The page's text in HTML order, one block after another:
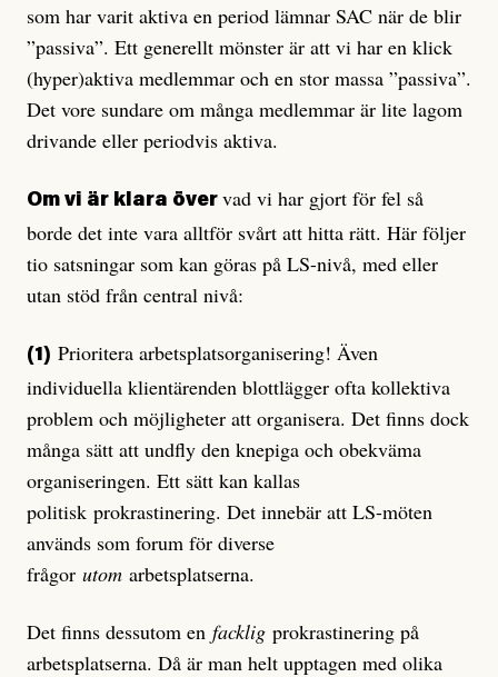
som har varit aktiva en period lämnar SAC när de blir
”passiva”. Ett generellt mönster är att vi har en klick
(hyper)aktiva medlemmar och en stor massa ”passiva”.
Det vore sundare om många medlemmar är lite lagom
drivande eller periodvis aktiva.
Om vi är klara över vad vi har gjort för fel så
borde det inte vara alltför svårt att hitta rätt. Här följer
tio satsningar som kan göras på LS-nivå, med eller
utan stöd från central nivå:
(1) Prioritera arbetsplatsorganisering! Även
individuella klientärenden blottlägger ofta kollektiva
problem och möjligheter att organisera. Det finns dock
många sätt att undfly den knepiga och obekväma
organiseringen. Ett sätt kan kallas
politisk prokrastinering. Det innebär att LS-möten
används som forum för diverse
frågor utom arbetsplatserna.
Det finns dessutom en facklig prokrastinering på
arbetsplatserna. Då är man helt upptagen med olika